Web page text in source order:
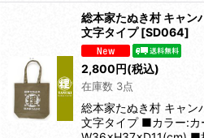
総本家たぬき村 キャン
文字タイプ [SD064]
2,800円(税込)
在庫数 3点
総本家たぬき村 キャン
文字タイプ ■カラー: